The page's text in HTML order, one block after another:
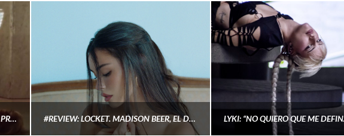
BAD GYAL ANUNCIA LA FECHA DE SU PRÓXIMO ÁLBUM «MÁS CARA» #REVIEW: LOCKET. MADISON BEER, EL DISCO DONDE POR FIN DEJA DE JUSTIFICARSE